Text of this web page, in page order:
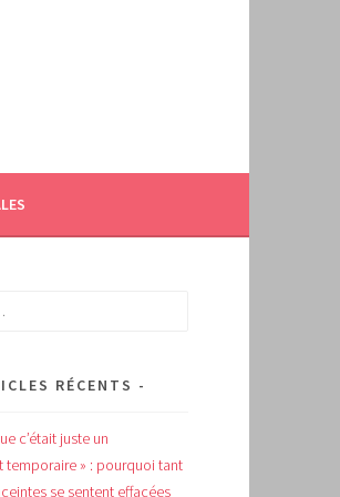
RÉCENTS
c’était juste un
temporaire » : pourquoi tant
se sentent effacées